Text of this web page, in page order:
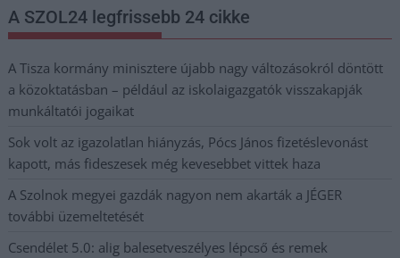
A SZOL24 legfrissebb 24 cikke
A Tisza kormány minisztere újabb nagy változásokról döntött
a közoktatásban – például az iskolaigazgatók visszakapják
munkáltatói jogaikat
Sok volt az igazolatlan hiányzás, Pócs János fizetéslevonást
kapott, más fideszesek még kevesebbet vittek haza
A Szolnok megyei gazdák nagyon nem akarták a JÉGER
további üzemeltetését
Csendélet 5.0: alig balesetveszélyes lépcső és remek